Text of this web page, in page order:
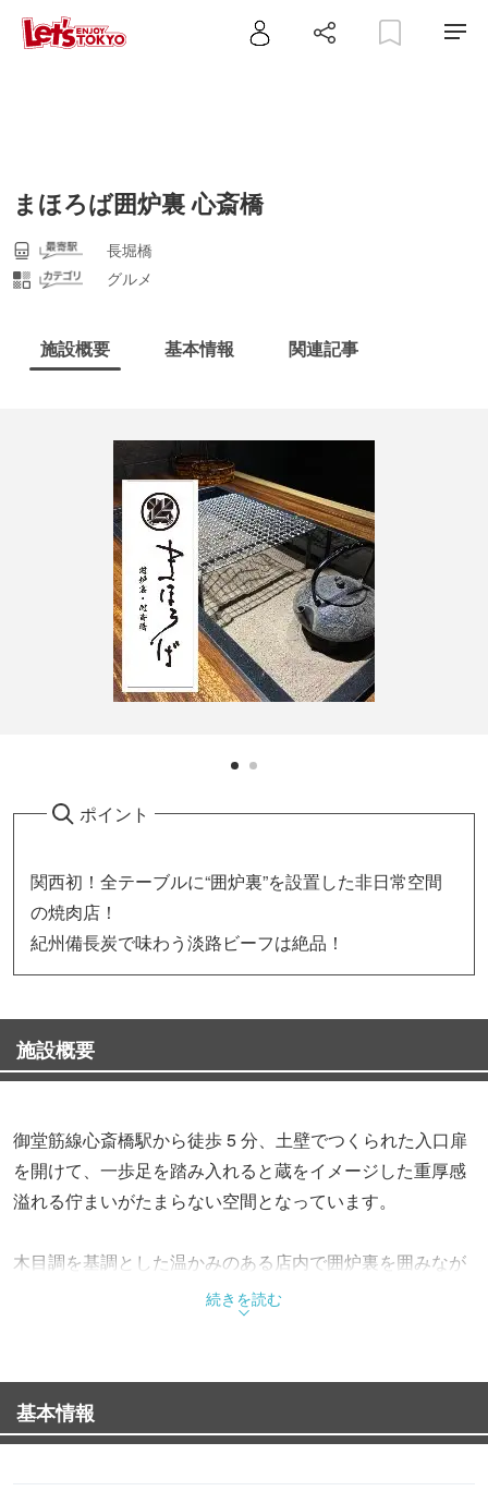
まほろば囲炉裏 心斎橋
長堀橋
グルメ
施設概要 基本情報 関連記事
ポイント
関西初！全テーブルに“囲炉裏”を設置した非日常空間
の焼肉店！
紀州備長炭で味わう淡路ビーフは絶品！
施設概要
御堂筋線心斎橋駅から徒歩 5 分、土壁でつくられた入口扉
を開けて、一歩足を踏み入れると蔵をイメージした重厚感
溢れる佇まいがたまらない空間となっています。
木目調を基調とした温かみのある店内で囲炉裏を囲みなが
ら、まほろばこだわりの融点が低く優しい味わいの淡路ビ
■まほろば囲炉裏の 5 つの特徴
①全テーブルにいろりを設置！紀州備長炭使用！
②関西初・全卓囲炉裏で楽しむ旬の食材！本場・黒門市場
続きを読む
基本情報